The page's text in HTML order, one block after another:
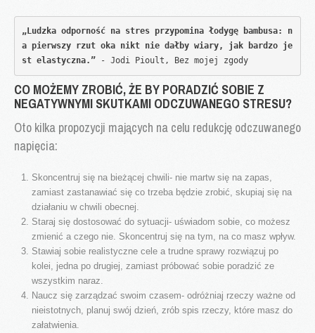
„Ludzka odporność na stres przypomina łodygę bambusa: n
a pierwszy rzut oka nikt nie dałby wiary, jak bardzo je
st elastyczna.”
- Jodi Pioult, Bez mojej zgody
CO MOŻEMY ZROBIĆ, ŻE BY PORADZIĆ SOBIE Z
NEGATYWNYMI SKUTKAMI ODCZUWANEGO STRESU?
Oto kilka propozycji mających na celu redukcję odczuwanego
napięcia:
Skoncentruj się na bieżącej chwili- nie martw się na zapas,
zamiast zastanawiać się co trzeba będzie zrobić, skupiaj się na
działaniu w chwili obecnej.
Staraj się dostosować do sytuacji- uświadom sobie, co możesz
zmienić a czego nie. Skoncentruj się na tym, na co masz wpływ.
Stawiaj sobie realistyczne cele a trudne sprawy rozwiązuj po
kolei, jedna po drugiej, zamiast próbować sobie poradzić ze
wszystkim naraz.
Naucz się zarządzać swoim czasem- odróżniaj rzeczy ważne od
nieistotnych, planuj swój dzień, zrób spis rzeczy, które masz do
załatwienia.